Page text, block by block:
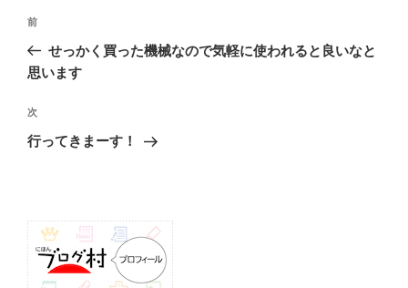
投
ナ
ゲ
ー
ン
前
の
投
前
せっかく買った機械なので気軽に使われると良いなと
思います
次
の
次
行ってきまーす！